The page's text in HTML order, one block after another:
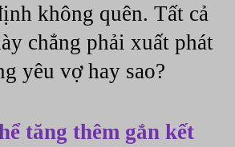
không quên. Tất cả
chẳng phải xuất phát
yêu vợ hay sao?
tăng thêm gắn kết